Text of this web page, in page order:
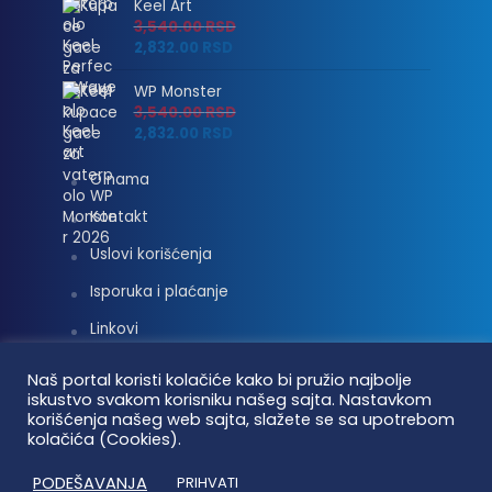
Keel Art
3,540.00RSD
2,832.00 RSD
WP Monster
3,540.00RSD
2,832.00 RSD
O nama
Kontakt
Uslovi korišćenja
Isporuka i plaćanje
Linkovi
Vaterpolo vesti © 2026. Sva prava zadržana.
Naš portal koristi kolačiće kako bi pružio najbolje
iskustvo svakom korisniku našeg sajta. Nastavkom
korišćenja našeg web sajta, slažete se sa upotrebom
kolačića (Cookies).
PODEŠAVANJA
PRIHVATI